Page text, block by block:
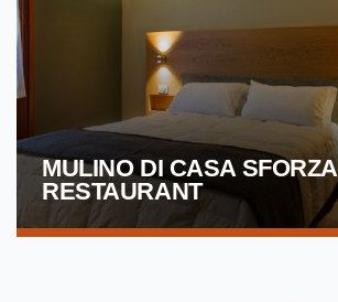
MULINO DI CASA SFORZA
RESTAURANT